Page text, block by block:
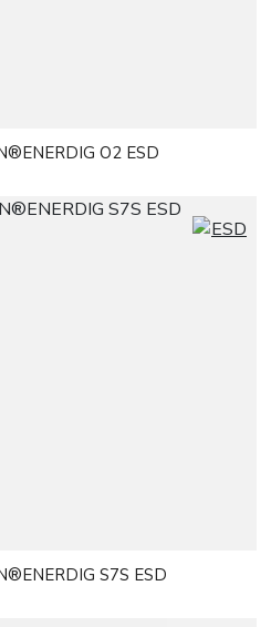
O2 ESD
S7S ESD